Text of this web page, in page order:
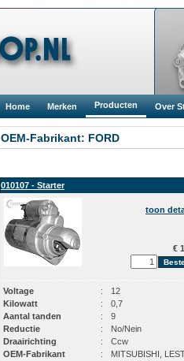
Home Merken Producten Over
OEM-Fabrikant: FORD
010107 - Starter
toon
€
Voltage :
12
Kilowatt
:
0,7
Aantal tanden
:
9
Reductie
:
No/Nein
Draairichting
:
Ccw
OEM-Fabrikant
:
MITSUBISHI,